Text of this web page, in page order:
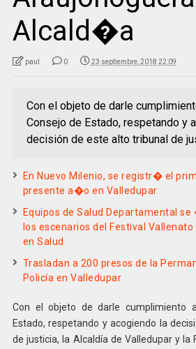
Alcald�a
paul 0 23 septiembre, 2018 22:09
Con el objeto de darle
Consejo de Estado, respetando y
decisión de este alto tribunal de
En Nuevo Milenio, se registr� el
presente a�o en Valledupar
Equipos de Salud Departamental
los escenarios del Festival
en Salud
Trasladan a 200 presos de la
Policía en Valledupar
Con el objeto de darle cumplimiento
Estado, respetando y acogiendo la
de justicia, la Alcaldía de Valledupar y la